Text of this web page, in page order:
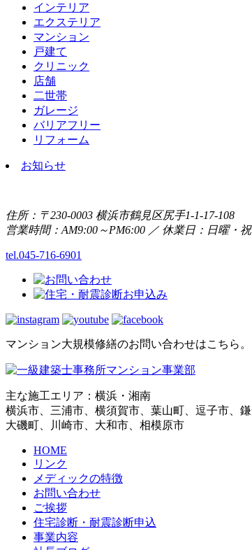
インテリア
エクステリア
マンション
戸建て
クリニック
店舗
二世帯
ガレージ
バリアフリー
リフォーム
お知らせ
住所：〒230-0003 横浜市鶴見区尻手1-1-17-108
営業時間：AM9:00～PM6:00 ／ 休業日：日曜・
tel.045-716-6901
マンション大規模修繕のお問い合わせはこちら。
主な施工エリア：横浜・湘南
横浜市、三浦市、横須賀市、葉山町、逗子市、
大磯町、川崎市、大和市、相模原市
HOME
リンク
メディックの特徴
お問い合わせ
ご挨拶
住宅診断・耐震診断申込
事業内容